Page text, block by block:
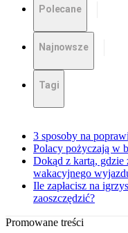
Polecane
Najnowsze
Tagi
3 sposoby na
Polacy pożyczają w
Dokąd z kartą, gdzie
wakacyjnego
Ile zapłacisz na
zaoszczędzić?
Promowane treści